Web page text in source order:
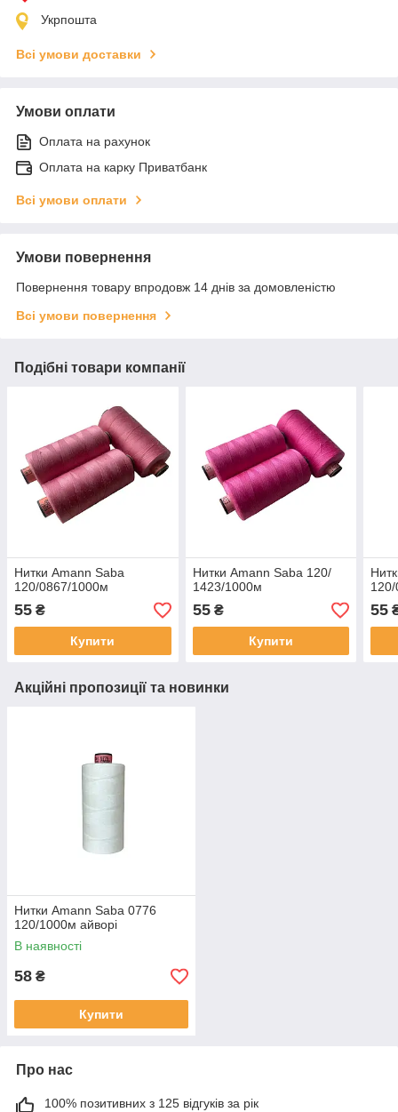
Укрпошта
Всі умови доставки
Умови оплати
Оплата на рахунок
Оплата на карку Приватбанк
Всі умови оплати
Умови повернення
Повернення товару впродовж 14 днів за домовленістю
Всі умови повернення
Подібні товари компанії
Нитки Amann Saba
120/0867/1000м
55 ₴
Купити
Нитки Amann Saba 120/
1423/1000м
55₴
Купити
55
Акційні пропозиції та новинки
Нитки Amann Saba 0776
120/1000м айворі
В наявності
58 ₴
Купити
Про нас
100% позитивних з 125 відгуків за рік